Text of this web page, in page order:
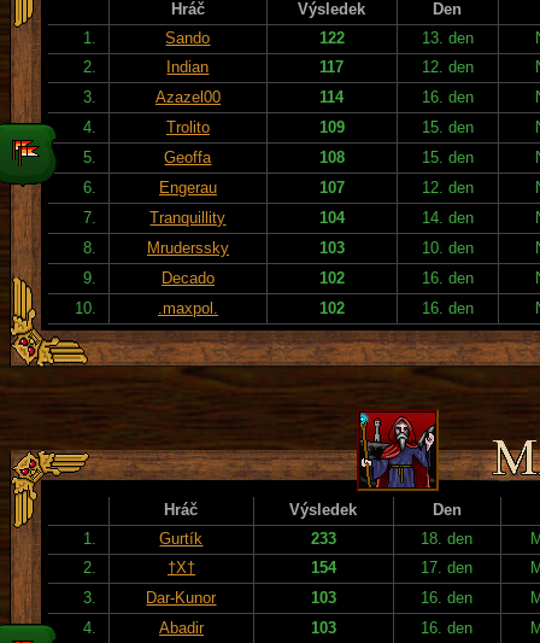
Hráč Výsledek
Den
1.
Sando 122 13. den
2.
Indian 117 12. den
3.
Azazel00 114 16. den
4.
Trolito 109 15. den
5.
Geoffa 108 15. den
6.
Engerau 107 12. den
7.
Tranquillity 104 14. den
8.
Mruderssky 103 10. den
9.
Decado 102 16. den
10.
.maxpol. 102 16. den
Hráč Výsledek
Den
1.
Gurtík 233 18. den
2.
†X† 154 17. den
3.
Dar-Kunor 103 16. den
4.
Abadir 103 16. den